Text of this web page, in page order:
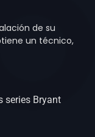
de su
un técnico,
series Bryant